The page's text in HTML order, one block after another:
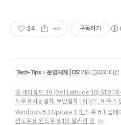
24 구독하기
'Tech-Tips> 운영체제 | OS' 카테고리의 다른
델 레티튜드 10 (Dell Latitude 10) ST2 (에
도우 8 자동설치, 무인설치 | 키보드, 마우스
Windows 8.1 Update 1 |윈도우 8.1 업데이
윈도우 8, 윈도우 8.1의 달라진 점
(3)